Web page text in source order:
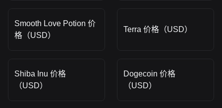
Smooth Love Potion 价
格（USD）
Terra 价格（USD）
Shiba Inu 价格
（USD）
Dogecoin 价格
（USD）